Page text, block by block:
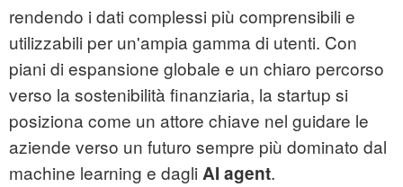
rendendo i dati complessi più comprensibili e
utilizzabili per un'ampia gamma di utenti. Con
piani di espansione globale e un chiaro percorso
verso la sostenibilità finanziaria, la startup si
posiziona come un attore chiave nel guidare le
aziende verso un futuro sempre più dominato dal
machine learning e dagli AI agent.